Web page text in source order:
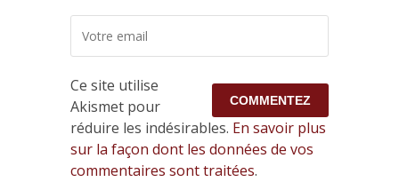
Ce site utilise
Akismet pour
réduire les indésirables. En savoir plus
sur la façon dont les données de vos
commentaires sont traitées.